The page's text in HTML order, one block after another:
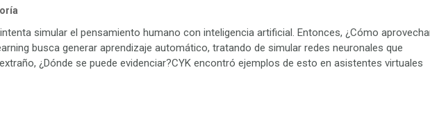
simular el pensamiento humano con inteligencia artificial. Entonces, ¿Cómo
busca generar aprendizaje automático, tratando de simular redes neuronales que
¿Dónde se puede evidenciar?CYK encontró ejemplos de esto en asistentes virtuales